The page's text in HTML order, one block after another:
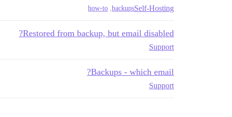
Self-Hosting
backups
,
how-to
Restored from backup, but email disabled?
Support
Backups - which email?
Support